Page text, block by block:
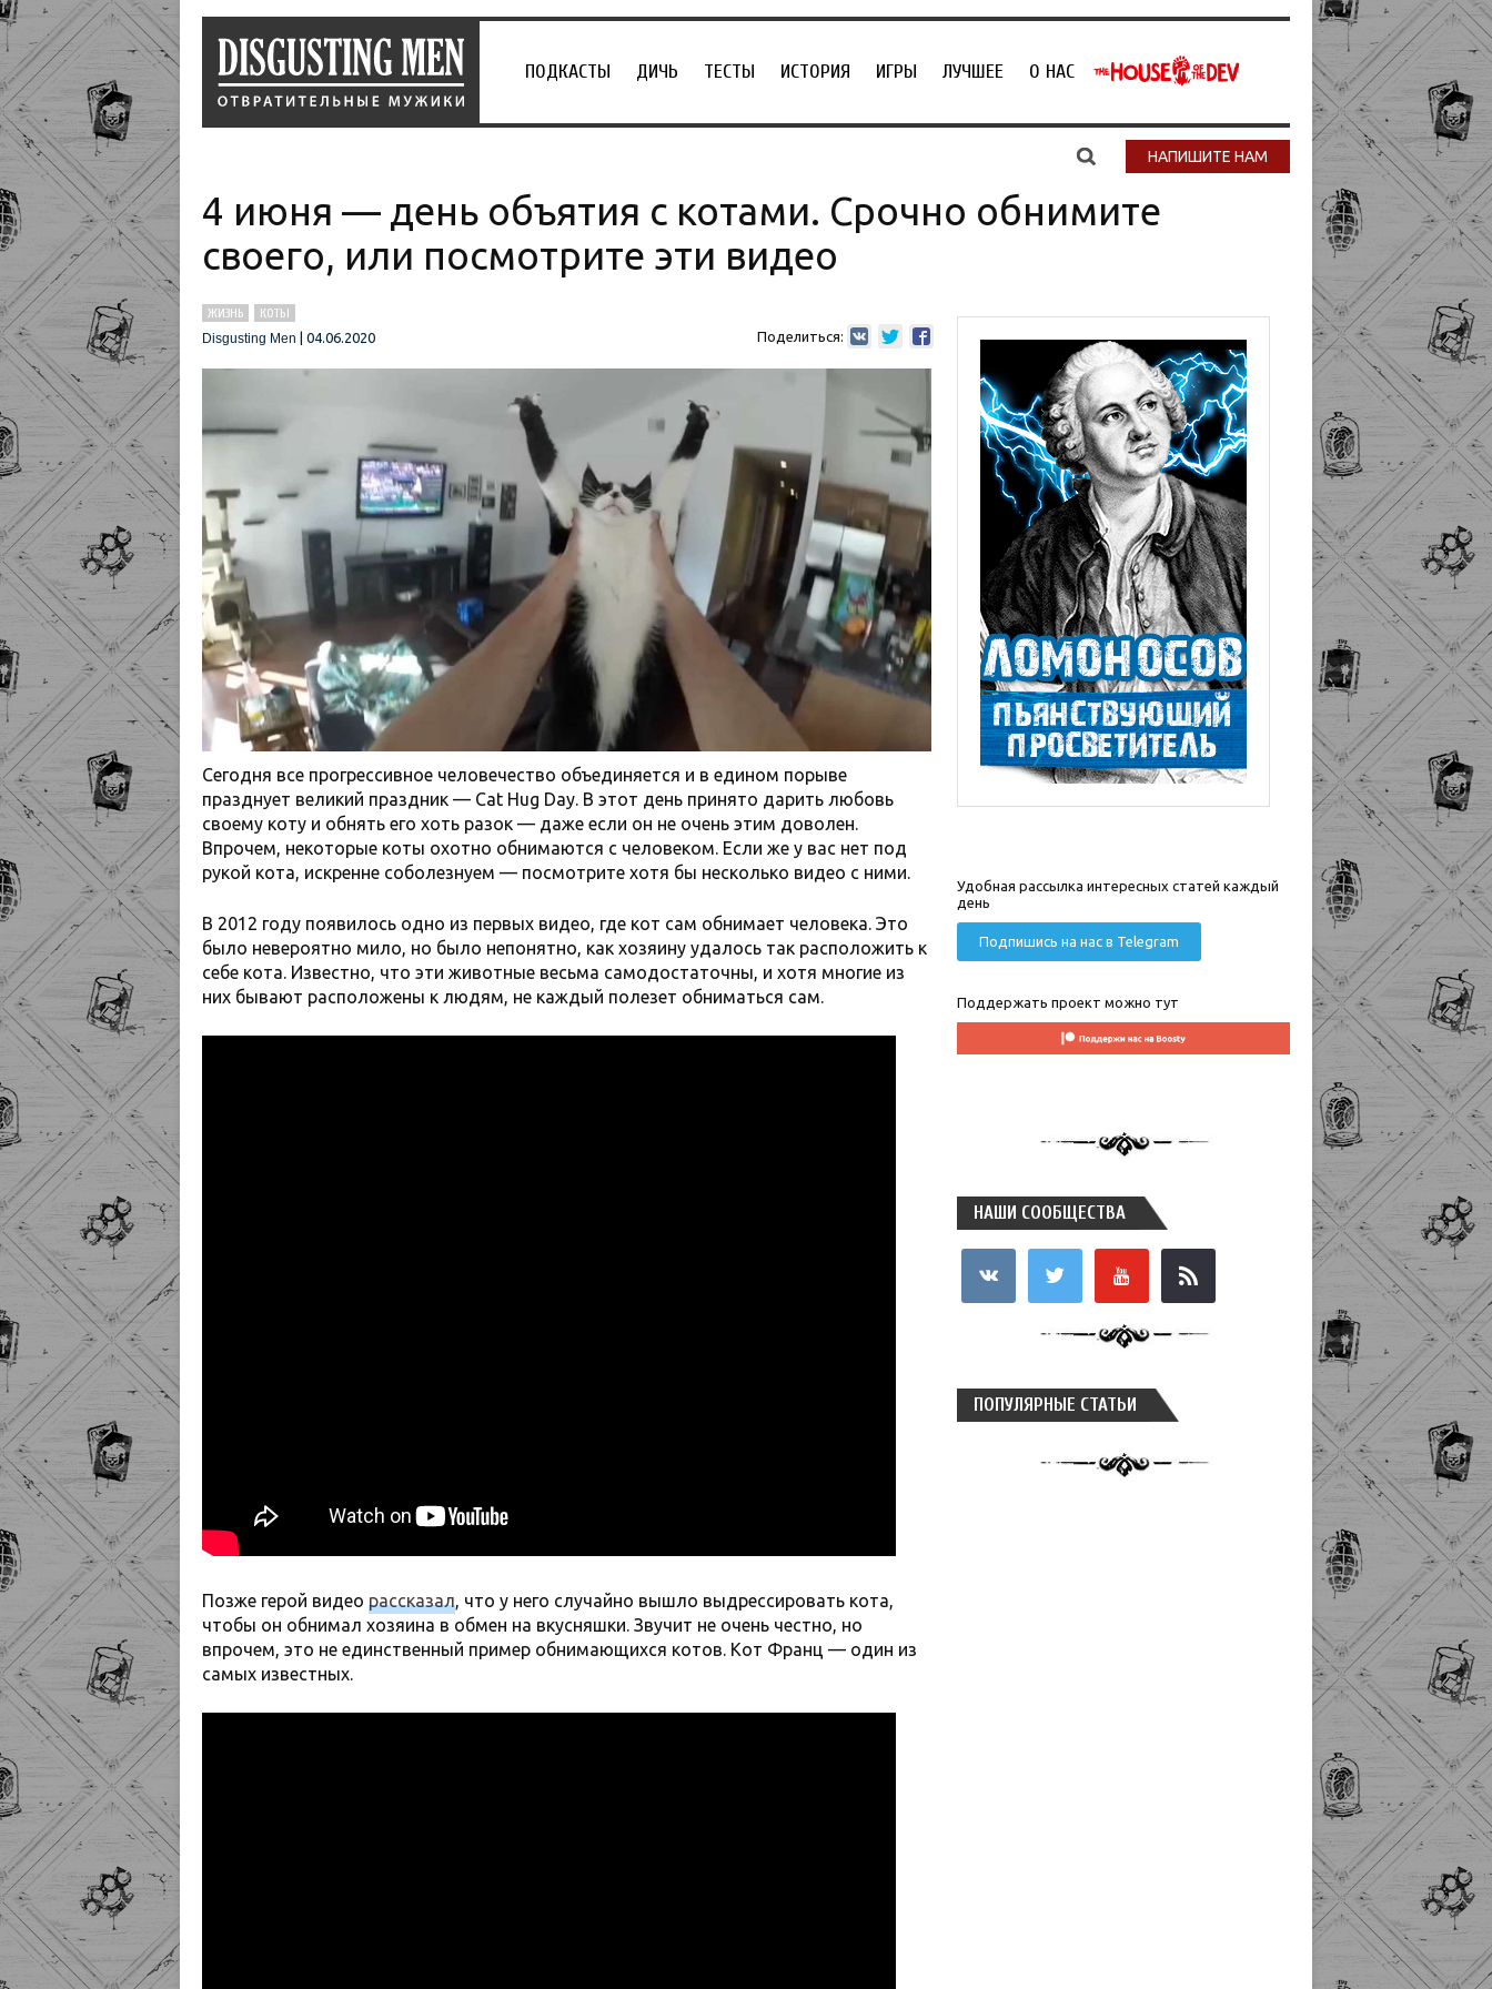
ПОДКАСТЫ ДИЧЬ ТЕСТЫ ИСТОРИЯ ИГРЫ ЛУЧШЕЕ О НАС
НАПИШИТЕ НАМ
4 июня — день объятия с котами. Срочно обнимите
своего, или посмотрите эти видео
ЖИЗНЬ
КОТЫ
Disgusting Men
04.06.2020 Поделиться:
Сегодня все прогрессивное человечество объединяется и в едином порыве
празднует великий праздник — Cat Hug Day. В этот день принято дарить любовь
своему коту и обнять его хоть разок — даже если он не очень этим доволен.
Впрочем, некоторые коты охотно обнимаются с человеком. Если же у вас нет под
рукой кота, искренне соболезнуем — посмотрите хотя бы несколько видео с ними.
В 2012 году появилось одно из первых видео, где кот сам обнимает человека. Это
было невероятно мило, но было непонятно, как хозяину удалось так расположить к
себе кота. Известно, что эти животные весьма самодостаточны, и хотя многие из
них бывают расположены к людям, не каждый полезет обниматься сам.
Позже герой видео рассказал, что у него случайно вышло выдрессировать кота,
чтобы он обнимал хозяина в обмен на вкусняшки. Звучит не очень честно, но
впрочем, это не единственный пример обнимающихся котов. Кот Франц — один из
самых известных.
Удобная рассылка интересных статей каждый
день
Подпишись на нас в Telegram
Поддержать проект можно тут
НАШИ СООБЩЕСТВА
ПОПУЛЯРНЫЕ СТАТЬИ